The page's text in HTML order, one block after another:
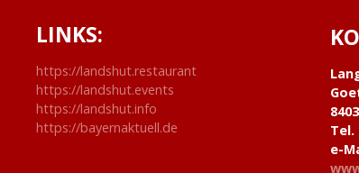
LINKS:
https://landshut.restaurant
https://landshut.events
https://landshut.info
https://bayernaktuell.de
Tel.
e-